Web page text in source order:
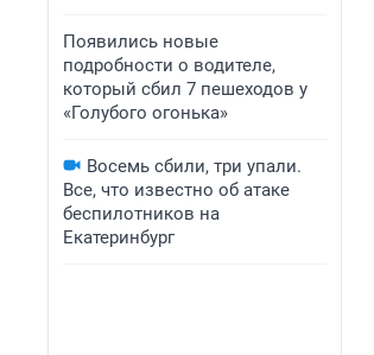
Появились новые
подробности о водителе,
который сбил 7 пешеходов у
«Голубого огонька»
Восемь сбили, три упали.
Все, что известно об атаке
беспилотников на
Екатеринбург